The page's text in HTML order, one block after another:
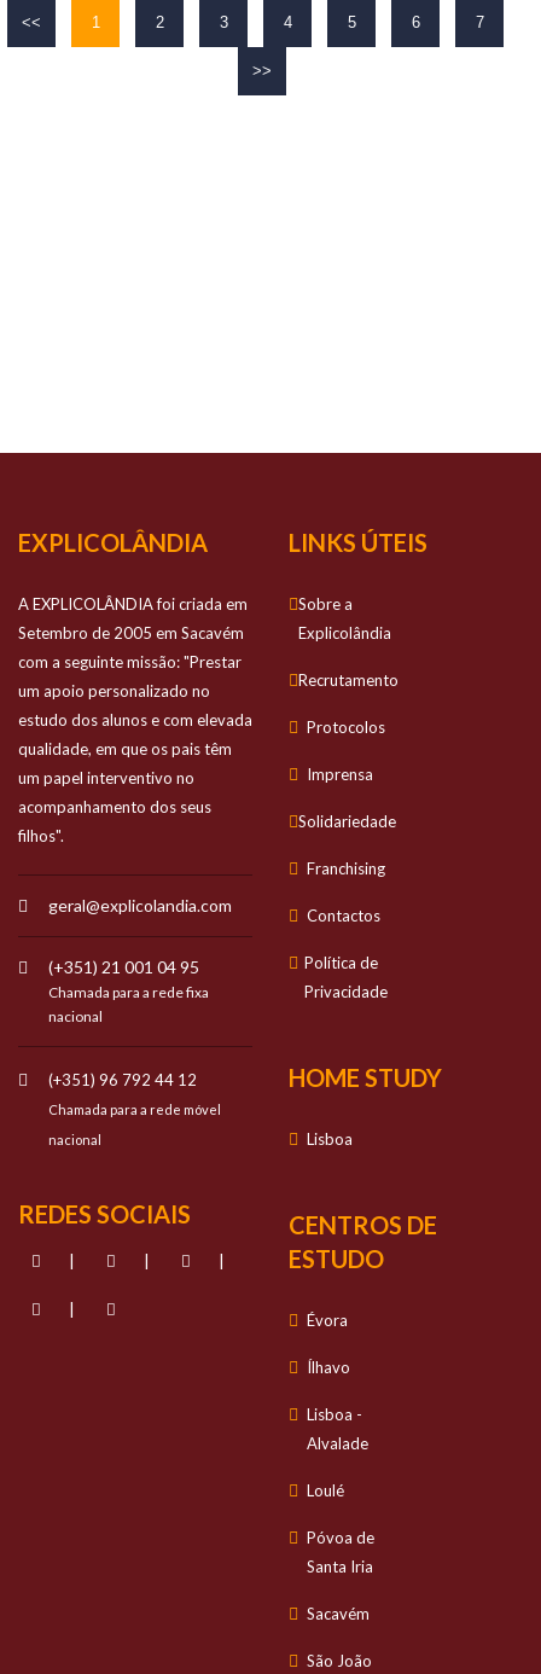
<< 1 2 3 4 5 6 7
>>
EXPLICOLÂNDIA
A EXPLICOLÂNDIA foi criada em
Setembro de 2005 em Sacavém
com a seguinte missão: "Prestar
um apoio personalizado no
estudo dos alunos e com elevada
qualidade, em que os pais têm
um papel interventivo no
acompanhamento dos seus
filhos".
geral@explicolandia.com
(+351) 21 001 04 95
Chamada para a rede fixa
nacional
(+351) 96 792 44 12
Chamada para a rede móvel
nacional
REDES SOCIAIS
| | |
|
LINKS ÚTEIS
Sobre a
Explicolândia
Recrutamento
Protocolos
Imprensa
Solidariedade
Franchising
Contactos
Política de
Privacidade
HOME STUDY
Lisboa
CENTROS DE
ESTUDO
Évora
Ílhavo
Lisboa -
Alvalade
Loulé
Póvoa de
Santa Iria
Sacavém
São João